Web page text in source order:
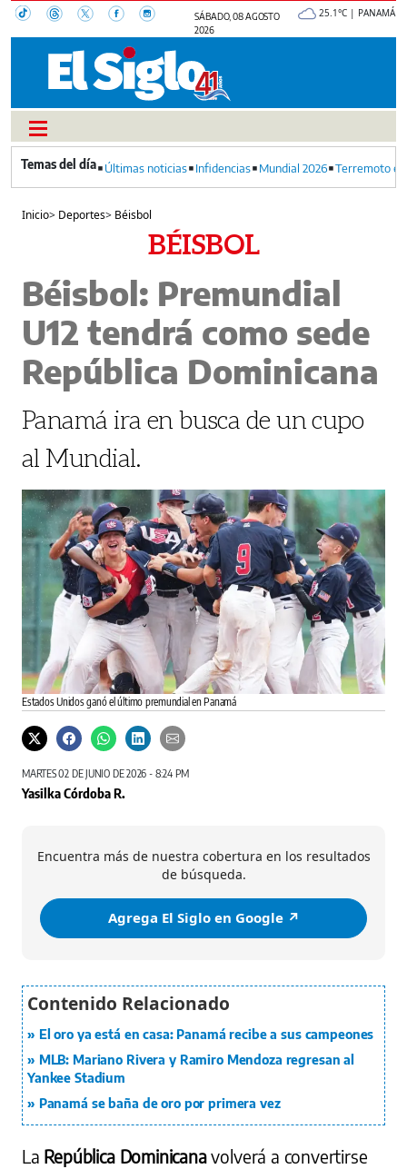
SÁBADO, 08 AGOSTO
2026
25.1°C | PANAMÁ
Últimas noticias Infidencias Mundial 2026 Terremoto
Inicio> Deportes> Béisbol
BÉISBOL
Béisbol: Premundial
U12 tendrá como sede
República Dominicana
Panamá ira en busca de un cupo
al Mundial.
Estados Unidos ganó el último premundial en Panamá
MARTES 02 DE JUNIO DE 2026 - 8:24 PM
Yasilka Córdoba R.
Encuentra más de nuestra cobertura en los resultados
de búsqueda.
Agrega El Siglo en Google ↗️
El oro ya está en casa: Panamá recibe a sus campeones
MLB: Mariano Rivera y Ramiro Mendoza regresan al
Yankee Stadium
Panamá se baña de oro por primera vez
La República Dominicanavolverá a convertirse